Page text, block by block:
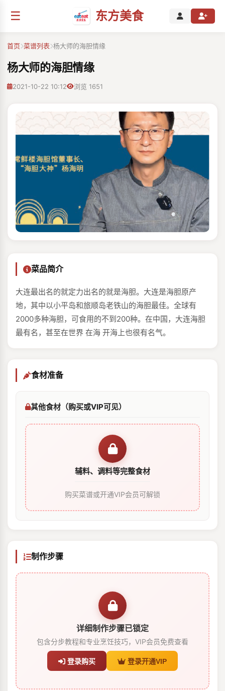
☰ 东方美食
首页 菜谱列表 杨大师的海胆情缘
杨大师的海胆情缘
2021-10-22 10:12 浏览 1651
菜品简介
大连最出名的就定力出名的就是海胆。大连是海胆原产
地，其中以小平岛和旅顺岛老铁山的海胆最佳。全球有
2000多种海胆，可食用的不到200种。在中国，大连海胆
最有名，甚至在世界 在海 开海上也很有名气。
食材准备
其他食材（购买或VIP可见）
辅料、调料等完整食材
购买菜谱或开通VIP会员可解锁
制作步骤
详细制作步骤已锁定
包含分步教程和专业烹饪技巧，VIP会员免费查看
登录购买 登录开通VIP